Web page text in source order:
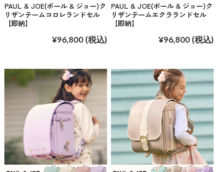
PAUL & JOE(ポール & ジョー)ク
リザンテームコロレランドセル
【即納】
¥96,800 (税込)
PAUL & JOE(ポール & ジョー)ク
リザンテームエクラランドセル
【即納】
¥96,800 (税込)